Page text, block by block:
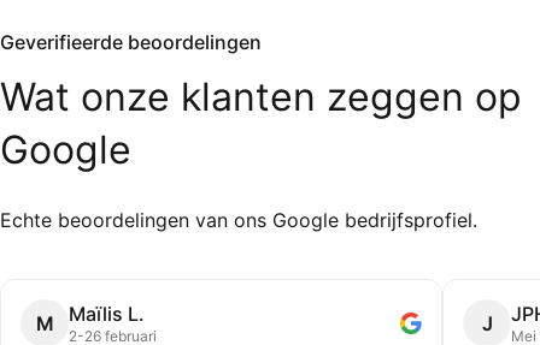
Geverifieerde beoordelingen
Wat onze klanten zeggen op
Google
Echte beoordelingen van ons Google bedrijfsprofiel.
M Maïlis L.
2-26 februari J